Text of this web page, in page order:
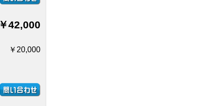
￥42,000
￥20,000